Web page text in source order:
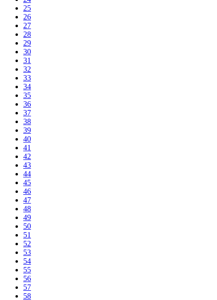
25
26
27
28
29
30
31
32
33
34
35
36
37
38
39
40
41
42
43
44
45
46
47
48
49
50
51
52
53
54
55
56
57
58